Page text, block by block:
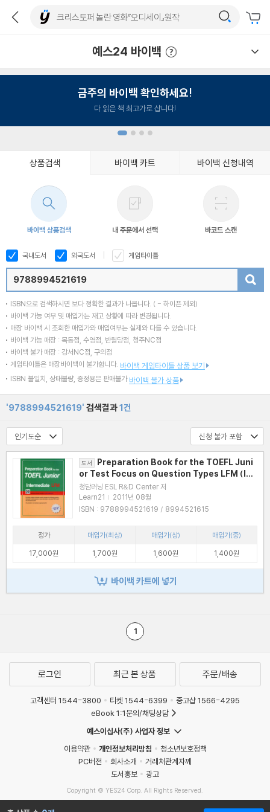
예스24 바이백
금주의 바이백 확인하세요!
다 읽은 책 최고가로 삽니다!
상품검색 바이백 카트 바이백 신청내역
바이백 상품검색 내 주문에서 선택 바코드 스캔
국내도서 외국도서 게임타이틀
ISBN으로 검색하시면 보다 정확한 결과가 나옵니다. ( - 하이픈 제외)
바이백 가능 여부 및 매입가는 재고 상황에 따라 변경됩니다.
매장 바이백 시 조회한 매입가와 매입여부는 실제와 다를 수 있습니다.
바이백 가능 매장 : 목동점, 수영점, 반월당점, 청주NC점
바이백 불가 매장 : 강서NC점, 구의점
게임타이틀은 매장바이백이 불가합니다. 바이백 게임타이틀 상품 보기
ISBN 불일치, 상태불량, 증정용은 판매불가 바이백 불가 상품
'9788994521619' 검색결과1건
도서
Preparation Book for the TOEFL Juni
or Test Focus on Question Types LFM (Int
ermediate)
청담러닝 ESL R&D Center 저
Learn21 | 2011년 08월
ISBN : 9788994521619 / 8994521615
정가 매입가(최상) 매입가(상)
매입가(중)
17,000원
1,700원 1,600원 1,400원
바이백 카트에 넣기
1
로그인 최근 본 상품 주문/배송
고객센터 1544-3800 티켓 1544-6399
중고샵 1566-4295
eBook 1:1문의/채팅상담
예스이십사(주) 사업자 정보
이용약관
개인정보처리방침
청소년보호정책
PC버전
회사소개
거래처관계자께
도서홍보
광고
Copyright © YES24 Corp. All Rights Reserved.
MATOM15